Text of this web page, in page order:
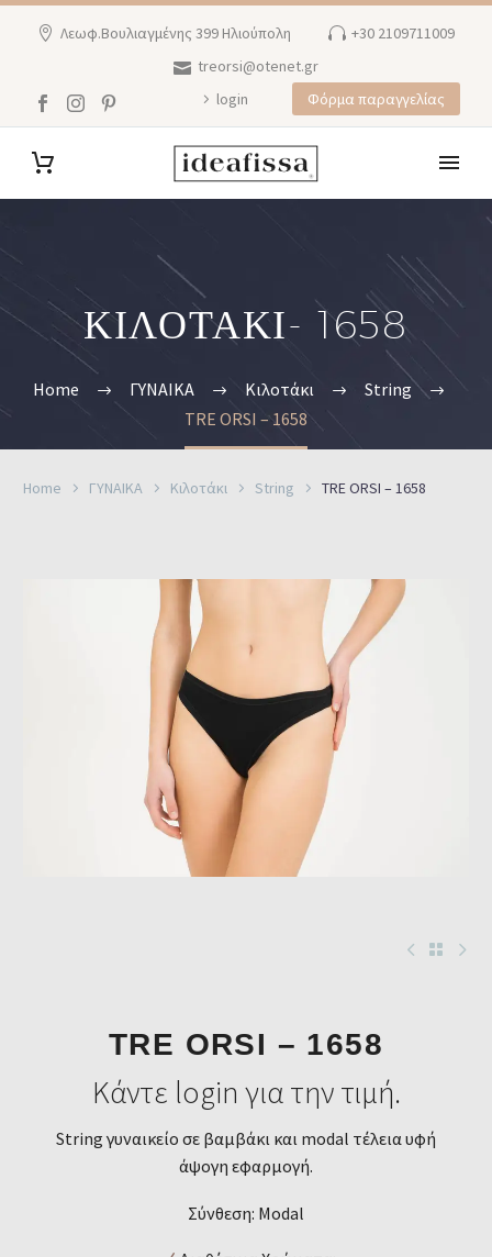
Λεωφ.Βουλιαγμένης 399 Ηλιούπολη
+30 2109711009
treorsi@otenet.gr
login
Φόρμα παραγγελίας
ΚΙΛΟΤΑΚΙ- 1658
Home ΓΥΝΑΙΚΑ Κιλοτάκι
String
TRE ORSI – 1658
Home ΓΥΝΑΙΚΑ Κιλοτάκι String TRE ORSI – 1658
TRE ORSI – 1658
Κάντε login για την τιμή.
String γυναικείο σε βαμβάκι και modal τέλεια υφή
άψογη εφαρμογή.
Σύνθεση: Modal